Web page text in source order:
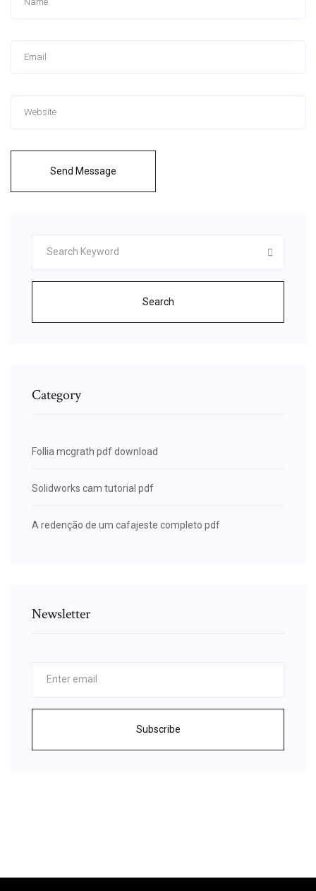
Send Message
Search
Category
Follia mcgrath pdf download
Solidworks cam tutorial pdf
A redenção de um cafajeste completo pdf
Newsletter
Subscribe